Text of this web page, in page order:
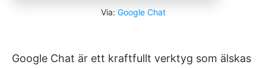
Via: Google Chat
Google Chat är ett kraftfullt verktyg som älskas